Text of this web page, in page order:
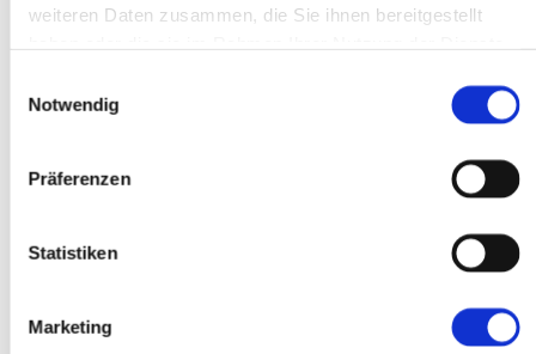
weiteren Daten zusammen, die Sie ihnen bereitgestellt
Notwendig
Präferenzen
Statistiken
Marketing
das manuelle starten des Services.